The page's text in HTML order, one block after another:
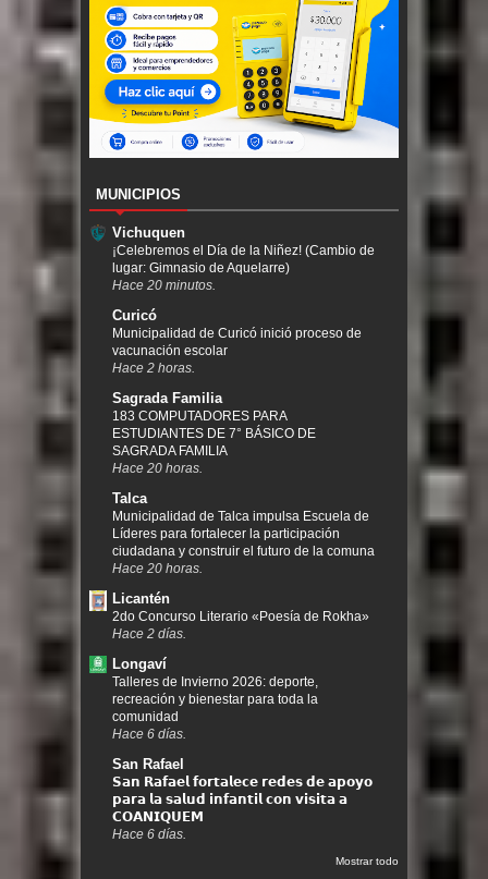
MUNICIPIOS
Vichuquen
¡Celebremos el Día de la Niñez! (Cambio de
lugar: Gimnasio de Aquelarre)
Hace 20 minutos.
Curicó
Municipalidad de Curicó inició proceso de
vacunación escolar
Hace 2 horas.
Sagrada Familia
183 COMPUTADORES PARA
ESTUDIANTES DE 7° BÁSICO DE
SAGRADA FAMILIA
Hace 20 horas.
Talca
Municipalidad de Talca impulsa Escuela de
Líderes para fortalecer la participación
ciudadana y construir el futuro de la comuna
Hace 20 horas.
Licantén
2do Concurso Literario «Poesía de Rokha»
Hace 2 días.
Longaví
Talleres de Invierno 2026: deporte,
recreación y bienestar para toda la
comunidad
Hace 6 días.
San Rafael
𝗦𝗮𝗻 𝗥𝗮𝗳𝗮𝗲𝗹 𝗳𝗼𝗿𝘁𝗮𝗹𝗲𝗰𝗲 𝗿𝗲𝗱𝗲𝘀 𝗱𝗲 𝗮𝗽𝗼𝘆𝗼
𝗽𝗮𝗿𝗮 𝗹𝗮 𝘀𝗮𝗹𝘂𝗱 𝗶𝗻𝗳𝗮𝗻𝘁𝗶𝗹 𝗰𝗼𝗻 𝘃𝗶𝘀𝗶𝘁𝗮 𝗮
𝗖𝗢𝗔𝗡𝗜𝗤𝗨𝗘𝗠
Hace 6 días.
Mostrar todo